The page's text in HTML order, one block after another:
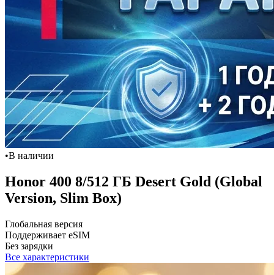
•В наличии
Honor 400 8/512 ГБ Desert Gold (Global
Version, Slim Box)
Глобальная версия
Поддерживает eSIM
Без зарядки
Все характеристики